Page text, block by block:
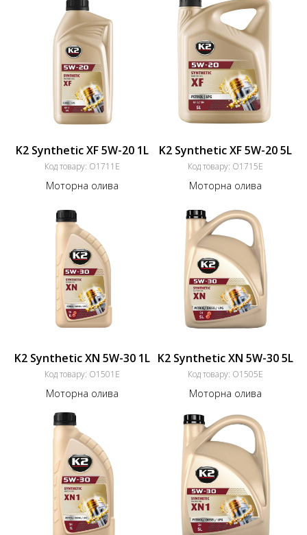
K2 Synthetic XF 5W-20 1L
Код товару: O1711E
Моторна олива
K2 Synthetic XF 5W-20 5L
Код товару: O1715E
Моторна олива
K2 Synthetic XN 5W-30 1L
Код товару: O1501E
Моторна олива
K2 Synthetic XN 5W-30 5L
Код товару: O1505E
Моторна олива